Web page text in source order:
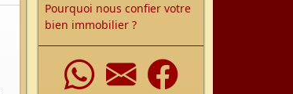
Pourquoi nous confier votre
bien immobilier ?
WhatsApp
Nous